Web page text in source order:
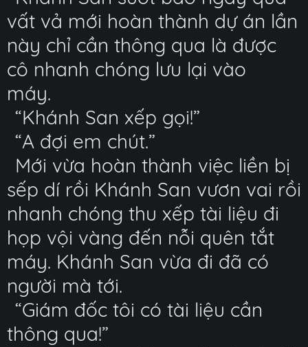
vất vả mới hoàn thành dự án lần
này chỉ cần thông qua là được
cô nhanh chóng lưu lại vào
máy.
“Khánh San xếp gọi!”
“A đợi em chút.”
Mới vừa hoàn thành việc liền bị
sếp dí rồi Khánh San vươn vai rồi
nhanh chóng thu xếp tài liệu đi
họp vội vàng đến nỗi quên tắt
máy. Khánh San vừa đi đã có
người mà tới.
“Giám đốc tôi có tài liệu cần
thông qua!”